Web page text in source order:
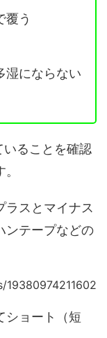
覆う
湿にならない
いることを確認
ラスとマイナス
ンテープなどの
ショート（短